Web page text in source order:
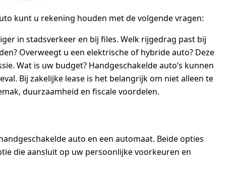
kunt u rekening houden met de volgende vragen:
in stadsverkeer en bij files. Welk rijgedrag past bij
Overweegt u een elektrische of hybride auto? Deze
Wat is uw budget? Handgeschakelde auto’s kunnen
Bij zakelijke lease is het belangrijk om niet alleen te
duurzaamheid en fiscale voordelen.
auto en een automaat. Beide opties
die aansluit op uw persoonlijke voorkeuren en